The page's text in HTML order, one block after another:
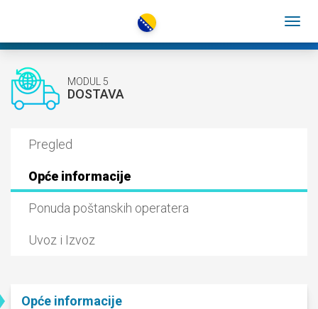
MODUL 5
DOSTAVA
Pregled
Opće informacije
Ponuda poštanskih operatera
Uvoz i Izvoz
Opće informacije